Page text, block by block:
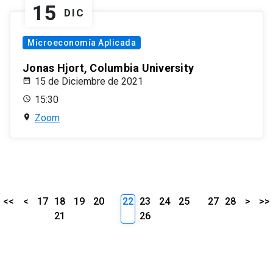
15 DIC
Microeconomía Aplicada
Jonas Hjort, Columbia University
15 de Diciembre de 2021
15:30
Zoom
<< < 17 18 19
20
21
22 23 24
25
26
27 28 > >>